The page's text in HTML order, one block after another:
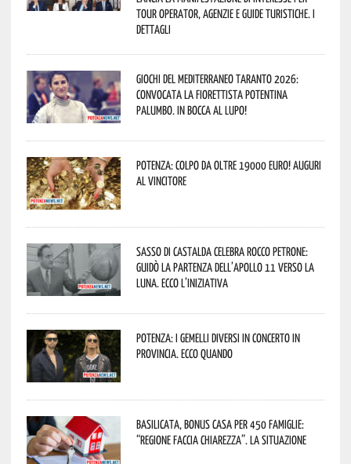
Tour Operator, Agenzie e Guide Turistiche. I
dettagli
Giochi del Mediterraneo Taranto 2026:
convocata la fiorettista potentina
Palumbo. In bocca al lupo!
Potenza: colpo da oltre 19000 Euro! Auguri
al vincitore
Sasso di Castalda celebra Rocco Petrone:
guidò la partenza dell’Apollo 11 verso la
Luna. Ecco l’iniziativa
Potenza: i Gemelli DiVersi in concerto in
provincia. Ecco quando
Basilicata, Bonus casa per 450 famiglie:
“Regione faccia chiarezza”. La situazione